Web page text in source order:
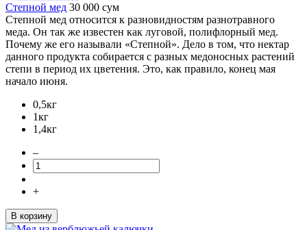
Степной мед 30 000 сум
Степной мед относится к разновидностям разнотравного
меда. Он так же известен как луговой, полифлорный мед.
Почему же его называли «Степной». Дело в том, что нектар
данного продукта собирается с разных медоносных растений
степи в период их цветения. Это, как правило, конец мая
начало июня.
0,5кг
1кг
1,4кг
–
+
В корзину